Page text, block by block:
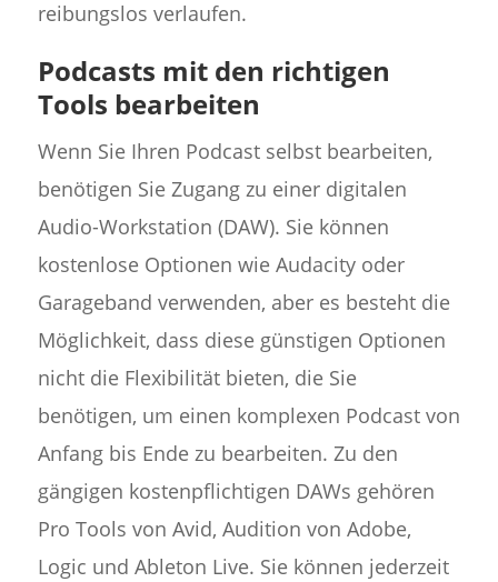
reibungslos verlaufen.
Podcasts mit den richtigen
Tools bearbeiten
Wenn Sie Ihren Podcast selbst bearbeiten,
benötigen Sie Zugang zu einer digitalen
Audio-Workstation (DAW). Sie können
kostenlose Optionen wie Audacity oder
Garageband verwenden, aber es besteht die
Möglichkeit, dass diese günstigen Optionen
nicht die Flexibilität bieten, die Sie
benötigen, um einen komplexen Podcast von
Anfang bis Ende zu bearbeiten. Zu den
gängigen kostenpflichtigen DAWs gehören
Pro Tools von Avid, Audition von Adobe,
Logic und Ableton Live. Sie können jederzeit